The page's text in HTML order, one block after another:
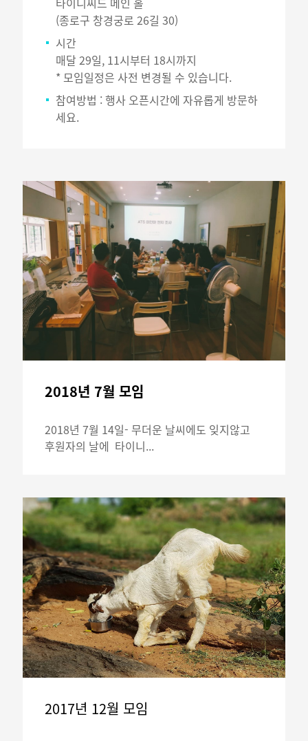
(종로구 창경궁로 26길 30)
시간
매달 29일, 11시부터 18시까지
* 모임일정은 사전 변경될 수 있습니다.
참여방법 : 행사 오픈시간에 자유롭게 방문하
세요.
2018년 7월 모임
2018년 7월 14일- 무더운 날씨에도 잊지않고
후원자의 날에 타이니...
2017년 12월 모임